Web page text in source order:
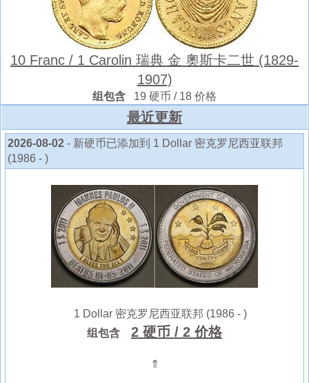
10 Franc / 1 Carolin 瑞典 金 奧斯卡二世 (1829-
1907)
组包含 19 硬币 / 18 价格
最近更新
2026-08-02 - 新硬币已添加到 1 Dollar 密克罗尼西亚联邦
(1986 - )
1 Dollar 密克罗尼西亚联邦 (1986 - )
组包含
2 硬币 / 2 价格
⇑